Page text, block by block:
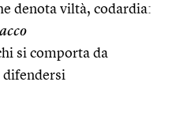
denota viltà, codardia:
si comporta da
difendersi